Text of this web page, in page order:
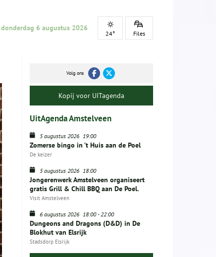
donderdag 6 augustus 2026
24° Files
Volg ons
Kopij voor UITagenda
UitAgenda Amstelveen
5 augustus 2026 19:00
Zomerse bingo in ’t Huis aan de Poel
De keizer
5 augustus 2026 18:00
Jongerenwerk Amstelveen organiseert
gratis Grill & Chill BBQ aan De Poel.
Visit Amstelveen
6 augustus 2026 18:00-22:00
Dungeons and Dragons (D&D) in De
Blokhut van Elsrijk
Stadsdorp Elsrijk